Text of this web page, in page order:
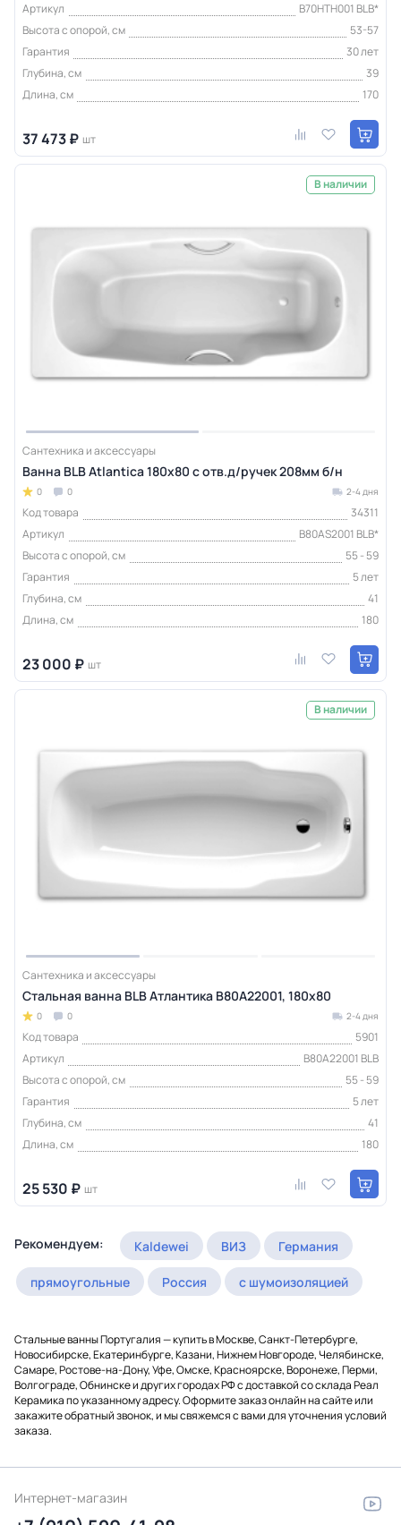
Артикул
B70HTH001 BLB*
Высота с опорой, см
53-57
Гарантия
30 лет
Глубина, см
39
Длина, см
170
37 473 ₽ шт
В наличии
Сантехника и аксессуары
Ванна BLB Atlantica 180х80 с отв.д/ручек 208мм б/н
0 0 2-4 дня
Код товара
34311
Артикул
B80AS2001 BLB*
Высота с опорой, см
55 - 59
Гарантия
5 лет
Глубина, см
41
Длина, см
180
23 000 ₽ шт
В наличии
Сантехника и аксессуары
Стальная ванна BLB Атлантика B80A22001, 180х80
0 0 2-4 дня
Код товара
5901
Артикул
B80A22001 BLB
Высота с опорой, см
55 - 59
Гарантия
5 лет
Глубина, см
41
Длина, см
180
25 530 ₽ шт
Рекомендуем: Kaldewei ВИЗ Германия
прямоугольные Россия с шумоизоляцией
Стальные ванны Португалия — купить в Москве, Санкт-Петербурге,
Новосибирске, Екатеринбурге, Казани, Нижнем Новгороде, Челябинске,
Самаре, Ростове-на-Дону, Уфе, Омске, Красноярске, Воронеже, Перми,
Волгограде, Обнинске и других городах РФ с доставкой со склада Реал
Керамика по указанному адресу. Оформите заказ онлайн на сайте или
закажите обратный звонок, и мы свяжемся с вами для уточнения условий
заказа.
Интернет-магазин